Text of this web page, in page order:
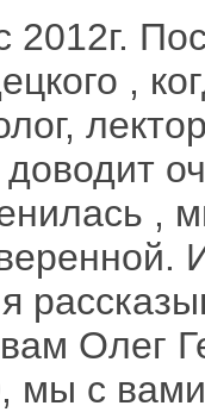
,
доводит
,
Олег
мы с вами